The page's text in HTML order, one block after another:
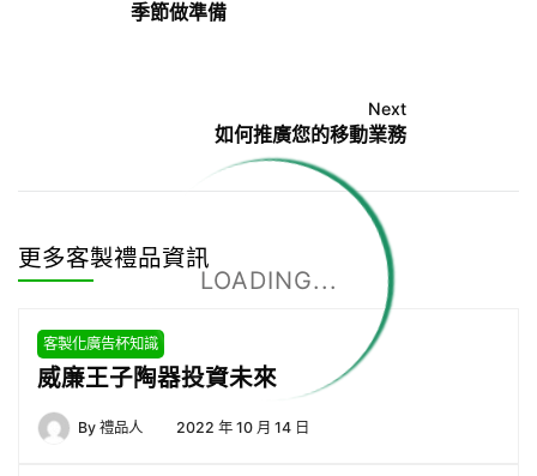
LOADING...
季節做準備
Next
如何推廣您的移動業務
更多客製禮品資訊
客製化廣告杯知識
威廉王子陶器投資未來
By 禮品人 2022 年 10 月 14 日